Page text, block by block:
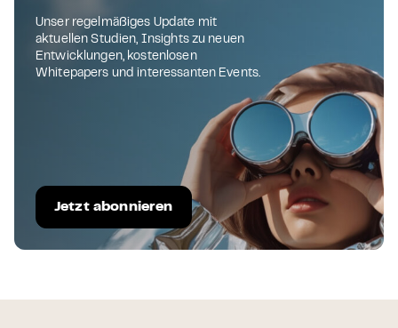
Unser regelmäßiges Update mit
aktuellen Studien, Insights zu neuen
Entwicklungen, kostenlosen
Whitepapers und interessanten Events.
Jetzt abonnieren